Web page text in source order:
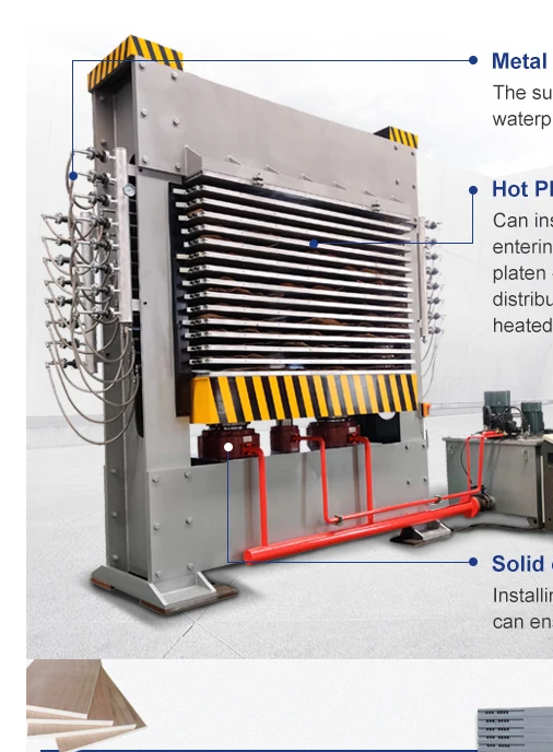
Máquina espalhadora de cola para
madeira compensada, rolos de placa de
qualidade muito dura e inquebrável,
1400/2720mm, fornecida com 2000kg
Máquina para fazer madeira
compensada Máquina de
elevatória